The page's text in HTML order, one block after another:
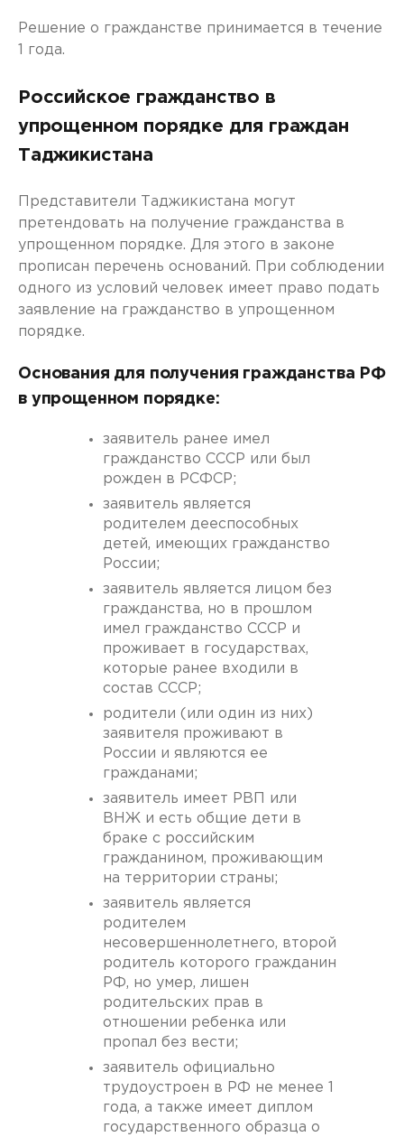
Решение о гражданстве принимается в течение
1 года.
Российское гражданство в
упрощенном порядке для граждан
Таджикистана
Представители Таджикистана могут
претендовать на получение гражданства в
упрощенном порядке. Для этого в законе
прописан перечень оснований. При соблюдении
одного из условий человек имеет право подать
заявление на гражданство в упрощенном
порядке.
Основания для получения гражданства РФ
в упрощенном порядке:
заявитель ранее имел
гражданство СССР или был
рожден в РСФСР;
заявитель является
родителем дееспособных
детей, имеющих гражданство
России;
заявитель является лицом без
гражданства, но в прошлом
имел гражданство СССР и
проживает в государствах,
которые ранее входили в
состав СССР;
родители (или один из них)
заявителя проживают в
России и являются ее
гражданами;
заявитель имеет РВП или
ВНЖ и есть общие дети в
браке с российским
гражданином, проживающим
на территории страны;
заявитель является
родителем
несовершеннолетнего, второй
родитель которого гражданин
РФ, но умер, лишен
родительских прав в
отношении ребенка или
пропал без вести;
заявитель официально
трудоустроен в РФ не менее 1
года, а также имеет диплом
государственного образца о